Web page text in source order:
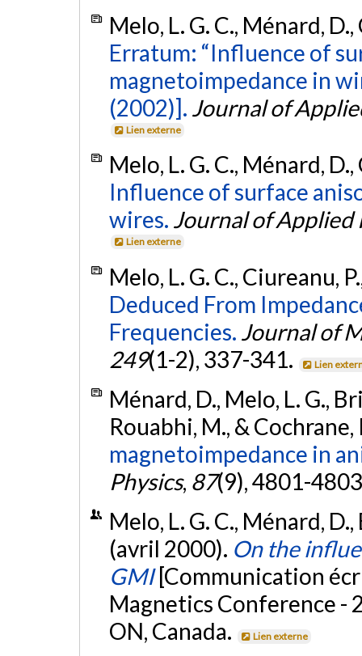
Melo, L. G. C., Ménard,
Erratum: “Influence of
magnetoimpedance in
(2002)]. Journal of
Lien externe
Melo, L. G. C., Ménard,
Influence of surface
wires. Journal of Applied
Lien externe
Melo, L. G. C., Ciureanu,
Deduced From
Frequencies. Journal of
249(1-2), 337-341. Lien
Ménard, D., Melo, L. G.,
Rouabhi, M., &
magnetoimpedance in
Physics, 87(9), 4801-
Melo, L. G. C., Ménard,
(avril 2000). On the
GMI [Communication
Magnetics Conference -
ON, Canada.
Lien externe